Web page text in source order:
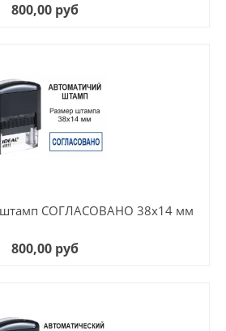
800,00 руб
штамп СОГЛАСОВАНО 38х14 мм
800,00 руб